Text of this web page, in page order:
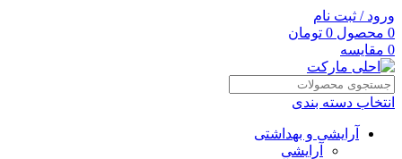
ورود / ثبت نام
0 محصول 0 تومان
0 مقایسه
انتخاب دسته بندی
آرایشی و بهداشتی
آرایشی